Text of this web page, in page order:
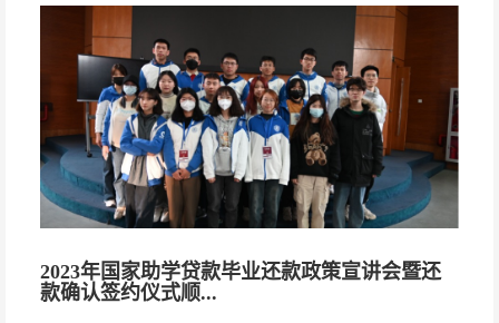
2023年国家助学贷款毕业还款政策宣讲会暨还
款确认签约仪式顺...